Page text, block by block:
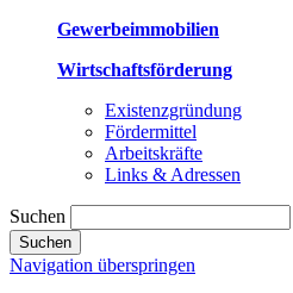
Gewerbeimmobilien
Wirtschaftsförderung
Existenzgründung
Fördermittel
Arbeitskräfte
Links & Adressen
Suchen
Suchen
Navigation überspringen